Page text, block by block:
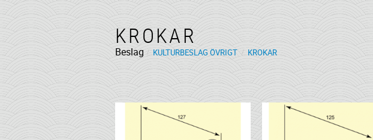
KROKAR
Beslag KULTURBESLAG ÖVRIGT KROKAR